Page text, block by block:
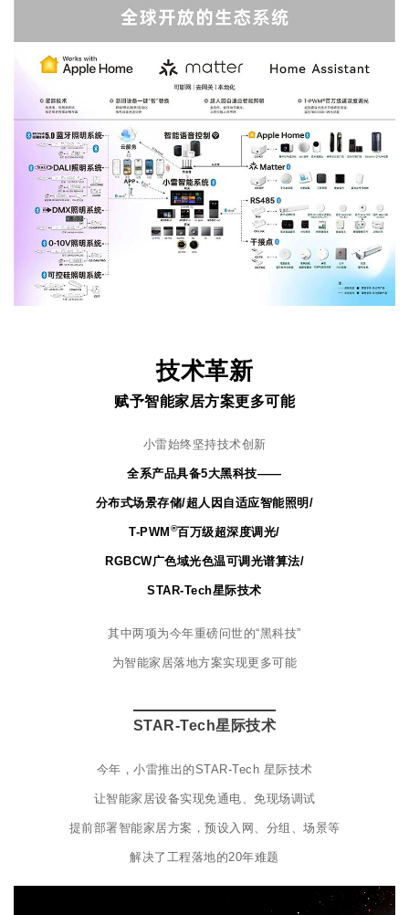
技术革新
赋予智能家居方案更多可能
小雷始终坚持技术创新
全系产品具备5大黑科技——
分布式场景存储/超人因自适应智能照明/
T-PWM ®百万级超深度调光/
RGBCW广色域光色温可调光谱算法/
STAR-Tech星际技术
其中两项为今年重磅问世的“黑科技”
为智能家居落地方案实现更多可能
STAR-Tech星际技术
今年，小雷推出的STAR-Tech 星际技术
让智能家居设备实现免通电、免现场调试
提前部署智能家居方案，预设入网、分组、场景等
解决了工程落地的20年难题